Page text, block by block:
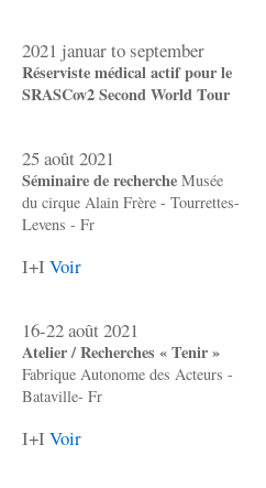
2021 januar to september
Réserviste médical actif pour le
SRASCov2 Second World Tour
25 août 2021
Séminaire de recherche Musée
du cirque Alain Frère - Tourrettes-
Levens - Fr
I+I Voir
16-22 août 2021
Atelier / Recherches « Tenir »
Fabrique Autonome des Acteurs -
Bataville- Fr
I+I Voir